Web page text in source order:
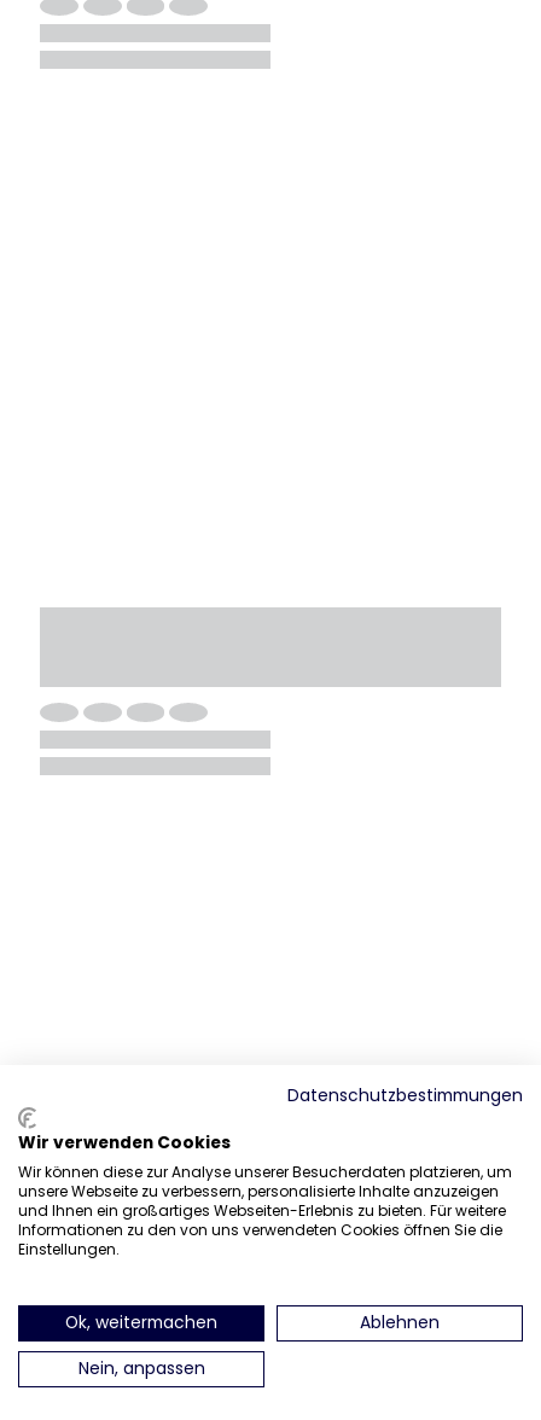
Datenschutzbestimmungen
Wir verwenden Cookies
Wir können diese zur Analyse unserer Besucherdaten platzieren, um
unsere Webseite zu verbessern, personalisierte Inhalte anzuzeigen
und Ihnen ein großartiges Webseiten-Erlebnis zu bieten. Für weitere
Informationen zu den von uns verwendeten Cookies öffnen Sie die
Einstellungen.
Ok, weitermachen
Ablehnen
Nein, anpassen